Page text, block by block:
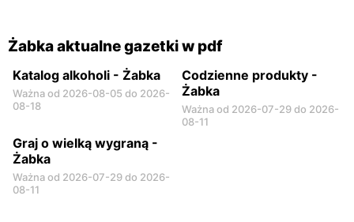
Żabka aktualne gazetki w pdf
Katalog alkoholi - Żabka
Ważna od 2026-08-05 do 2026-
08-18
Codzienne produkty -
Żabka
Ważna od 2026-07-29 do 2026-
08-11
Graj o wielką wygraną -
Żabka
Ważna od 2026-07-29 do 2026-
08-11